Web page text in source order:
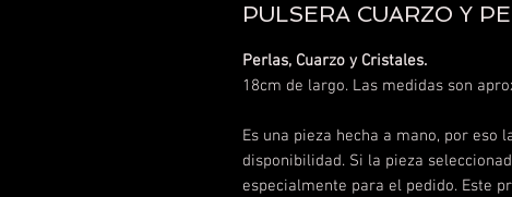
PULSERA CUARZO Y
Perlas, Cuarzo y Cristales.
18cm de largo. Las medidas son
Es una pieza hecha a mano, por eso
disponibilidad. Si la pieza
especialmente para el pedido. Este